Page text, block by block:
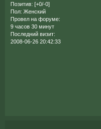
Позитив: [+0/-0]
Пол: Женский
Провел на форуме:
9 часов 30 минут
Последний визит:
2008-06-26 20:42:33